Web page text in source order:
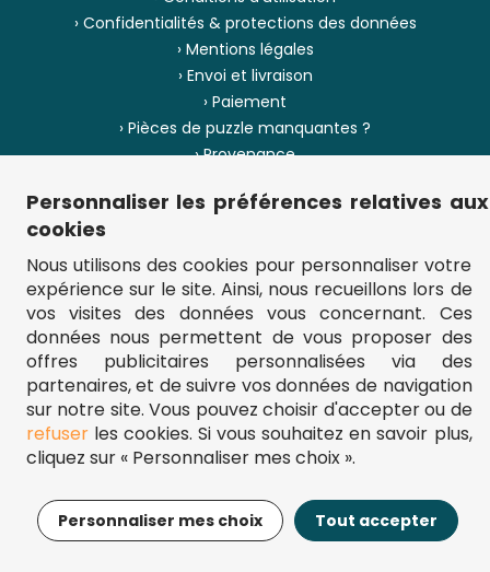
13,95€ Ajouter au panier
› Confidentialités & protections des données
› Mentions légales
› Envoi et livraison
› Paiement
› Pièces de puzzle manquantes ?
› Provenance
› Plan du site
** Frais d'envoi = 6,95 € (France) / gratuit à partir de 45 €.
fou-de-puzzle.com : le site référence pour acheter des puzzles de
qualité à bon prix.
© Fou-de-puzzle.com 2011 - 2026
Personnaliser les préférences relatives aux
cookies
Nous utilisons des cookies pour personnaliser votre
expérience sur le site. Ainsi, nous recueillons lors de
vos visites des données vous concernant. Ces
données nous permettent de vous proposer des
offres publicitaires personnalisées via des
partenaires, et de suivre vos données de navigation
sur notre site. Vous pouvez choisir d'accepter ou de
refuserles cookies. Si vous souhaitez en savoir plus,
cliquez sur « Personnaliser mes choix ».
Personnaliser mes choix Tout accepter